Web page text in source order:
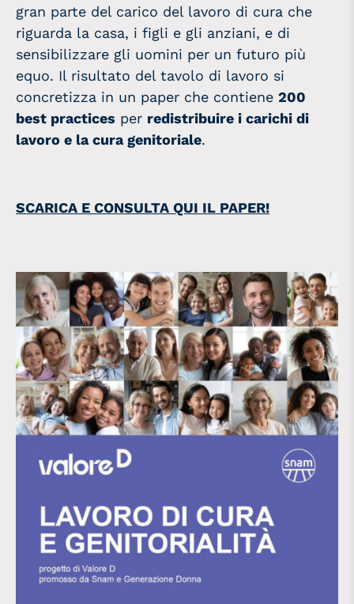
gran parte del carico del lavoro di cura che
riguarda la casa, i figli e gli anziani, e di
sensibilizzare gli uomini per un futuro più
equo. Il risultato del tavolo di lavoro si
concretizza in un paper che contiene 200
best practices per redistribuire i carichi di
lavoro e la cura genitoriale.
SCARICA E CONSULTA QUI IL PAPER!